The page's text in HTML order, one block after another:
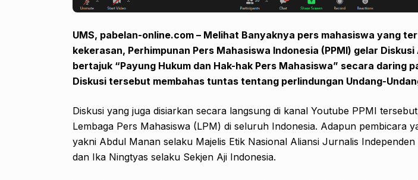
UMS, pabelan-online.com – Melihat Banyaknya pers mahasiswa yang
kekerasan, Perhimpunan Pers Mahasiswa Indonesia (PPMI) gelar
bertajuk “Payung Hukum dan Hak-hak Pers Mahasiswa” secara daring
Diskusi tersebut membahas tuntas tentang perlindungan Undang-
Diskusi yang juga disiarkan secara langsung di kanal Youtube PPMI
Lembaga Pers Mahasiswa (LPM) di seluruh Indonesia. Adapun pembicara
yakni Abdul Manan selaku Majelis Etik Nasional Aliansi Jurnalis
dan Ika Ningtyas selaku Sekjen Aji Indonesia.